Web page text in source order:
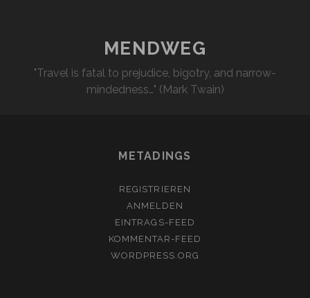
MENDWEG
"Travel is fatal to prejudice, bigotry, and narrow-
mindedness…" (Mark Twain)
METADINGS
REGISTRIEREN
ANMELDEN
EINTRAGS-FEED
KOMMENTAR-FEED
WORDPRESS.ORG